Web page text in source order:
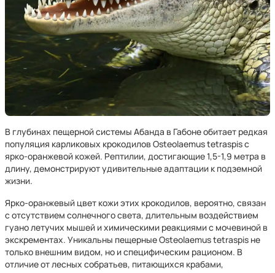
В глубинах пещерной системы Абанда в Габоне обитает редкая
популяция карликовых крокодилов Osteolaemus tetraspis с
ярко-оранжевой кожей. Рептилии, достигающие 1,5-1,9 метра в
длину, демонстрируют удивительные адаптации к подземной
жизни.
Ярко-оранжевый цвет кожи этих крокодилов, вероятно, связан
с отсутствием солнечного света, длительным воздействием
гуано летучих мышей и химическими реакциями с мочевиной в
экскрементах. Уникальны пещерные Osteolaemus tetraspis не
только внешним видом, но и специфическим рационом. В
отличие от лесных собратьев, питающихся крабами,